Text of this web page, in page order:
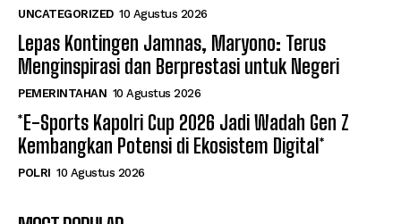
UNCATEGORIZED 10 Agustus 2026
Lepas Kontingen Jamnas, Maryono: Terus
Menginspirasi dan Berprestasi untuk Negeri
PEMERINTAHAN 10 Agustus 2026
*E-Sports Kapolri Cup 2026 Jadi Wadah Gen Z
Kembangkan Potensi di Ekosistem Digital*
POLRI 10 Agustus 2026